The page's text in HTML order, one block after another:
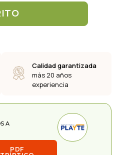
Calidad garantizada
más 20 años
experiencia
A
PDF